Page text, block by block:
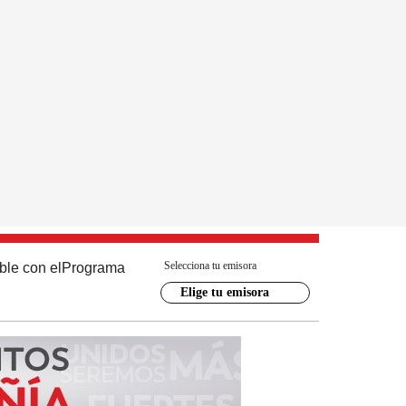
con el Programa Selecciona tu emisora
Elige tu emisora